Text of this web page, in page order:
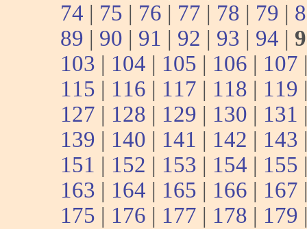
74 | 75 | 76 | 77 | 78 | 79 |
89 | 90 | 91 | 92 | 93 | 94 |
103 | 104 | 105 | 106 | 107
115 | 116 | 117 | 118 | 119
127 | 128 | 129 | 130 | 131
139 | 140 | 141 | 142 | 143
151 | 152 | 153 | 154 | 155
163 | 164 | 165 | 166 | 167
175 | 176 | 177 | 178 | 179